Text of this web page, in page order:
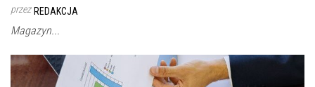
przez REDAKCJA
Magazyn...